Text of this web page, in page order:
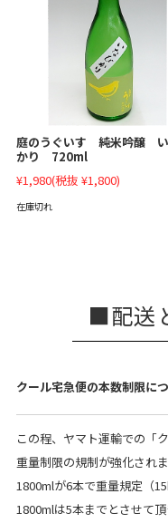
庭のうぐいす 純米吟醸
かり 720ml
¥1,980(税抜 ¥1,800)
在庫切れ
配送
クール宅急便の本数制限に
この程、ヤマト運輸での「
重量制限の規制が強化されま
1800mlが6本で重量規定（
1800mlは5本までとさせて頂